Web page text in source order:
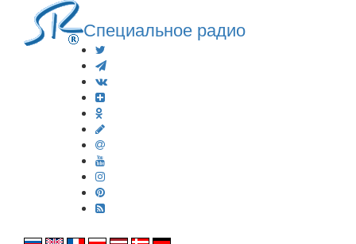
Специальное радио